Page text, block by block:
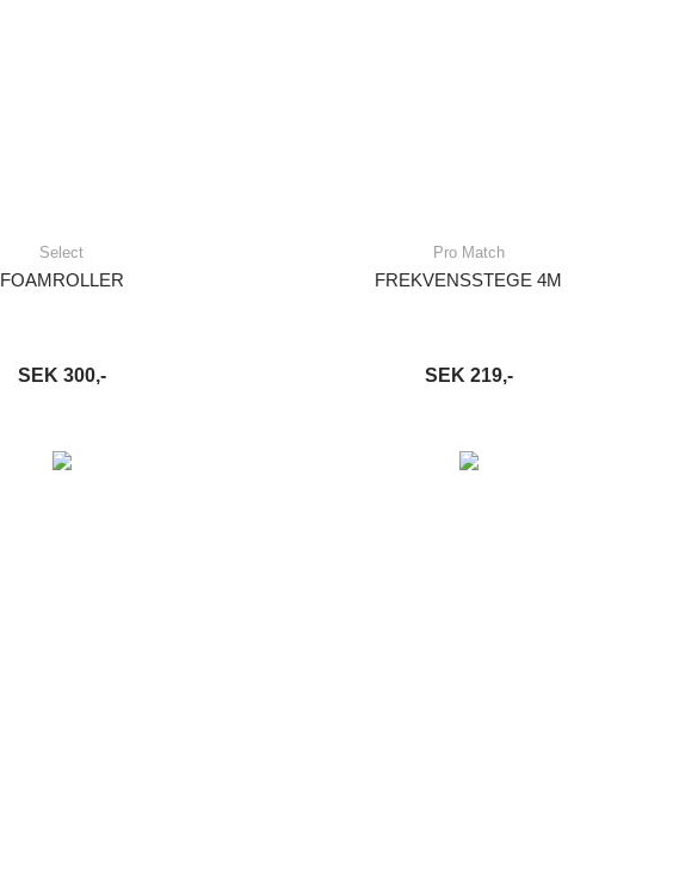
Select
FOAMROLLER
SEK 300,-
Pro Match
FREKVENSSTEGE 4M
SEK 219,-